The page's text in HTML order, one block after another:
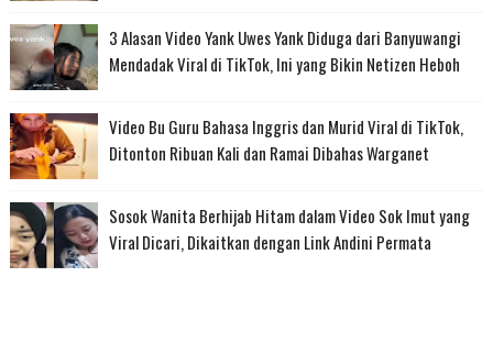
3 Alasan Video Yank Uwes Yank Diduga dari Banyuwangi
Mendadak Viral di TikTok, Ini yang Bikin Netizen Heboh
Video Bu Guru Bahasa Inggris dan Murid Viral di TikTok,
Ditonton Ribuan Kali dan Ramai Dibahas Warganet
Sosok Wanita Berhijab Hitam dalam Video Sok Imut yang
Viral Dicari, Dikaitkan dengan Link Andini Permata